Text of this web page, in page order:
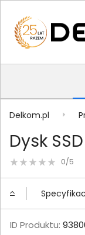
Delkom.pl
Dysk
0/5
ID Produktu: